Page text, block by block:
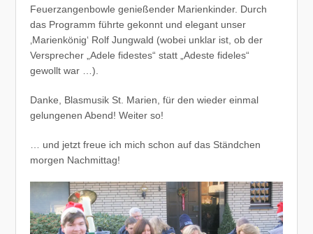
Feuerzangenbowle genießender Marienkinder. Durch
das Programm führte gekonnt und elegant unser
‚Marienkönig‘ Rolf Jungwald (wobei unklar ist, ob der
Versprecher „Adele fidestes“ statt „Adeste fideles“
gewollt war …).
Danke, Blasmusik St. Marien, für den wieder einmal
gelungenen Abend! Weiter so!
… und jetzt freue ich mich schon auf das Ständchen
morgen Nachmittag!